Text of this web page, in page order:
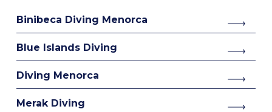
Binibeca Diving Menorca
Blue Islands Diving
Diving Menorca
Merak Diving